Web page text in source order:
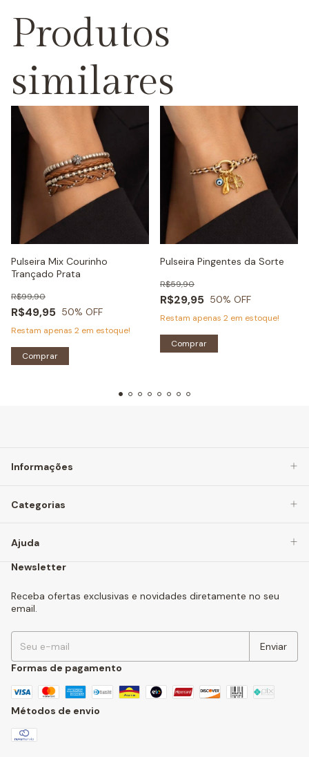
Produtos
similares
Pulseira Mix Courinho
Trançado Prata
R$49,95
R$99,90
50% OFF
Restam apenas 2 em estoque!
Comprar
Pulseira Pingentes da Sorte
R$29,95
R$59,90
50% OFF
Restam apenas 2 em estoque!
Comprar
Informações
Categorias
Ajuda
Newsletter
Receba ofertas exclusivas e novidades diretamente no seu
email.
Formas de pagamento
Métodos de envio